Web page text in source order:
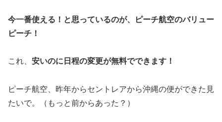
今一番使える！と思っているのが、ピーチ航空のバリュー
ピーチ！
これ、 安いのに日程の変更が無料でできます！
ピーチ航空、昨年からセントレアから沖縄の便ができた見
たいで。（もっと前からあった？）